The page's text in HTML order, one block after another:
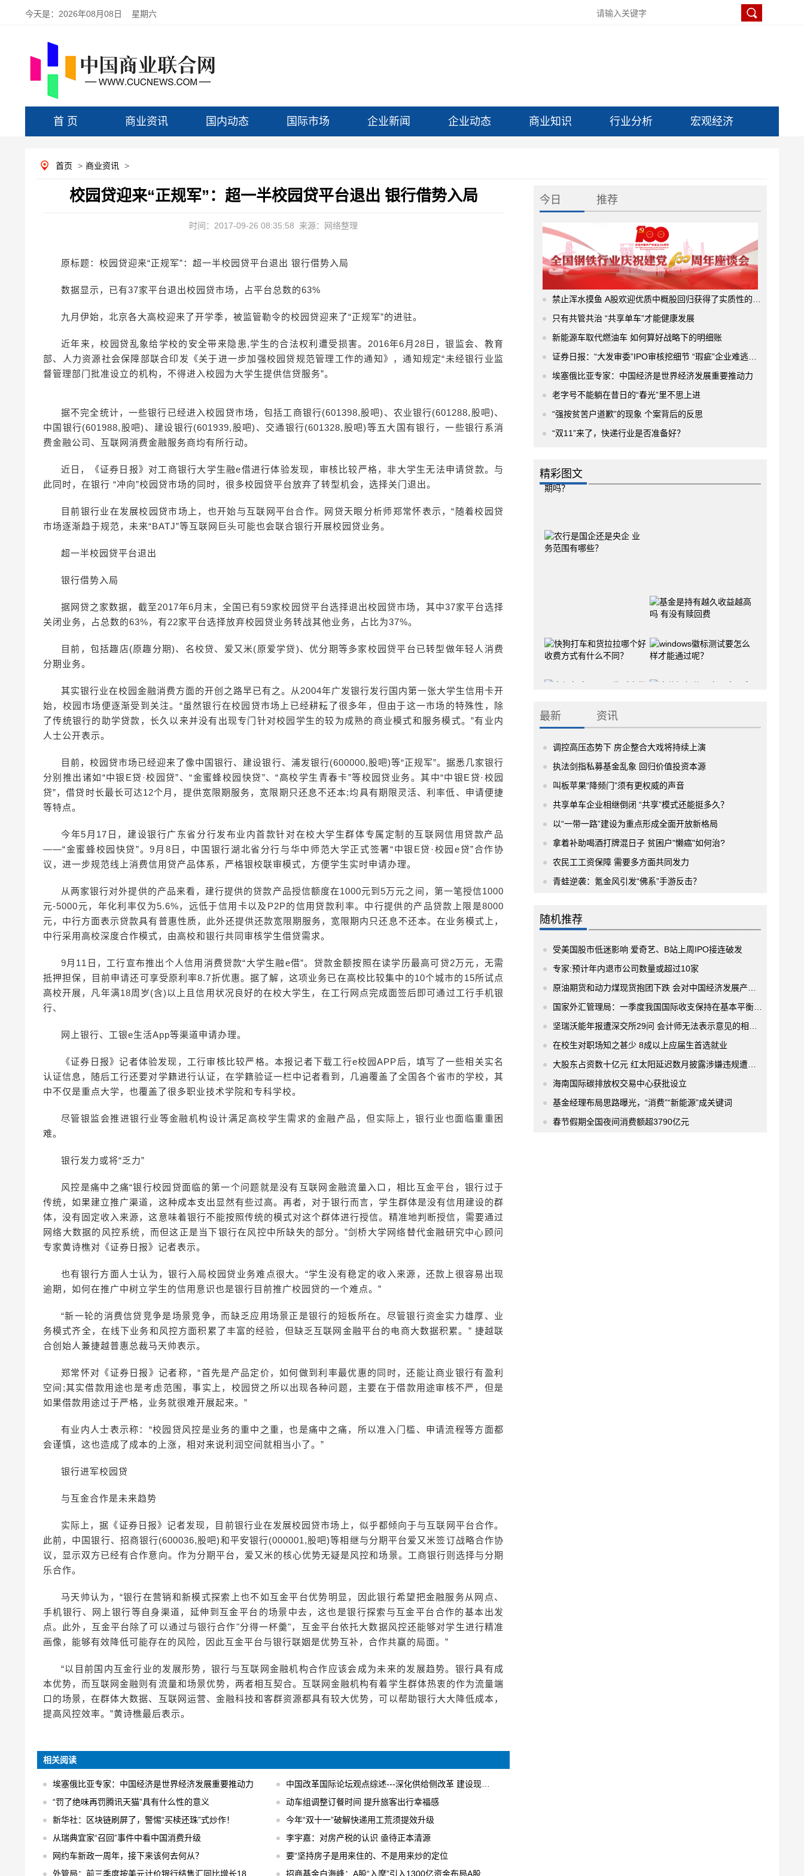
今天是： 2026年08月08日 星期六
首 页 商业资讯 国内动态 国际市场 企业新闻 企业动态 商业知识 行业分析 宏观经济
首页 > 商业资讯 >
校园贷迎来“正规军”：超一半校园贷平台退出 银行借势入局
时间：2017-09-26 08:35:58 来源：网络整理
原标题：校园贷迎来“正规军”：超一半校园贷平台退出 银行借势入局
数据显示，已有37家平台退出校园贷市场，占平台总数的63%
九月伊始，北京各大高校迎来了开学季，被监管勒令的校园贷迎来了“正规军”的进驻。
近年来，校园贷乱象给学校的安全带来隐患,学生的合法权利遭受损害。2016年6月28日，银监会、教育
部、人力资源社会保障部联合印发《关于进一步加强校园贷规范管理工作的通知》，通知规定“未经银行业监
督管理部门批准设立的机构，不得进入校园为大学生提供信贷服务”。
据不完全统计，一些银行已经进入校园贷市场，包括工商银行(601398,股吧)、农业银行(601288,股吧)、
中国银行(601988,股吧)、建设银行(601939,股吧)、交通银行(601328,股吧)等五大国有银行，一些银行系消
费金融公司、互联网消费金融服务商均有所行动。
近日，《证券日报》对工商银行大学生融e借进行体验发现，审核比较严格，非大学生无法申请贷款。与
此同时，在银行 “冲向”校园贷市场的同时，很多校园贷平台放弃了转型机会，选择关门退出。
目前银行业在发展校园贷市场上，也开始与互联网平台合作。网贷天眼分析师郑常怀表示，“随着校园贷
市场逐渐趋于规范，未来“BATJ”等互联网巨头可能也会联合银行开展校园贷业务。
超一半校园贷平台退出
银行借势入局
据网贷之家数据，截至2017年6月末，全国已有59家校园贷平台选择退出校园贷市场，其中37家平台选择
关闭业务，占总数的63%，有22家平台选择放弃校园贷业务转战其他业务，占比为37%。
目前，包括趣店(原趣分期)、名校贷、爱又米(原爱学贷)、优分期等多家校园贷平台已转型做年轻人消费
分期业务。
其实银行业在校园金融消费方面的开创之路早已有之。从2004年广发银行发行国内第一张大学生信用卡开
始，校园市场便逐渐受到关注。“虽然银行在校园贷市场上已经耕耘了很多年，但由于这一市场的特殊性，除
了传统银行的助学贷款，长久以来并没有出现专门针对校园学生的较为成熟的商业模式和服务模式。”有业内
人士公开表示。
目前，校园贷市场已经迎来了像中国银行、建设银行、浦发银行(600000,股吧)等“正规军”。据悉几家银行
分别推出诸如“中银E贷·校园贷”、“金蜜蜂校园快贷”、“高校学生青春卡”等校园贷业务。其中“中银E贷·校园
贷”，借贷时长最长可达12个月，提供宽限期服务，宽限期只还息不还本;均具有期限灵活、利率低、申请便捷
等特点。
今年5月17日，建设银行广东省分行发布业内首款针对在校大学生群体专属定制的互联网信用贷款产品
——“金蜜蜂校园快贷”。9月8日，中国银行湖北省分行与华中师范大学正式签署“中银E贷·校园e贷”合作协
议，进一步规范线上消费信用贷产品体系，严格银校联审模式，方便学生实时申请办理。
从两家银行对外提供的产品来看，建行提供的贷款产品授信额度在1000元到5万元之间，第一笔授信1000
元-5000元，年化利率仅为5.6%，远低于信用卡以及P2P的信用贷款利率。中行提供的产品贷款上限是8000
元，中行方面表示贷款具有普惠性质，此外还提供还款宽限期服务，宽限期内只还息不还本。在业务模式上，
中行采用高校深度合作模式，由高校和银行共同审核学生借贷需求。
9月11日，工行宣布推出个人信用消费贷款“大学生融e借”。贷款金额按照在读学历最高可贷2万元，无需
抵押担保，目前申请还可享受原利率8.7折优惠。据了解，这项业务已在高校比较集中的10个城市的15所试点
高校开展，凡年满18周岁(含)以上且信用状况良好的在校大学生，在工行网点完成面签后即可通过工行手机银
行、
网上银行、工银e生活App等渠道申请办理。
《证券日报》记者体验发现，工行审核比较严格。本报记者下载工行e校园APP后，填写了一些相关实名
认证信息，随后工行还要对学籍进行认证，在学籍验证一栏中记者看到，几遍覆盖了全国各个省市的学校，其
中不仅是重点大学，也覆盖了很多职业技术学院和专科学校。
尽管银监会推进银行业等金融机构设计满足高校学生需求的金融产品，但实际上，银行业也面临重重困
难。
银行发力或将“乏力”
风控是痛中之痛“银行校园贷面临的第一个问题就是没有互联网金融流量入口，相比互金平台，银行过于
传统，如果建立推广渠道，这种成本支出显然有些过高。再者，对于银行而言，学生群体是没有信用建设的群
体，没有固定收入来源，这意味着银行不能按照传统的模式对这个群体进行授信。精准地判断授信，需要通过
网络大数据的风控系统，而但这正是当下银行在风控中所缺失的部分。”剑桥大学网络替代金融研究中心顾问
专家黄诗樵对《证券日报》记者表示。
也有银行方面人士认为，银行入局校园贷业务难点很大。“学生没有稳定的收入来源，还款上很容易出现
逾期，如何在推广中树立学生的信用意识也是银行目前推广校园贷的一个难点。”
“新一轮的消费信贷竞争是场景竞争，而缺乏应用场景正是银行的短板所在。尽管银行资金实力雄厚、业
务模式齐全，在线下业务和风控方面积累了丰富的经验，但缺乏互联网金融平台的电商大数据积累。” 捷越联
合创始人兼捷越普惠总裁马天帅表示。
郑常怀对《证券日报》记者称，“首先是产品定价，如何做到利率最优惠的同时，还能让商业银行有盈利
空间;其实借款用途也是考虑范围，事实上，校园贷之所以出现各种问题，主要在于借款用途审核不严，但是
如果借款用途过于严格，业务就很难开展起来。”
有业内人士表示称：“校园贷风控是业务的重中之重，也是痛中之痛，所以准入门槛、申请流程等方面都
会谨慎，这也造成了成本的上涨，相对来说利润空间就相当小了。”
银行进军校园贷
与互金合作是未来趋势
实际上，据《证券日报》记者发现，目前银行业在发展校园贷市场上，似乎都倾向于与互联网平台合作。
此前，中国银行、招商银行(600036,股吧)和平安银行(000001,股吧)等相继与分期平台爱又米签订战略合作协
议，显示双方已经有合作意向。作为分期平台，爱又米的核心优势无疑是风控和场景。工商银行则选择与分期
乐合作。
马天帅认为，“银行在营销和新模式探索上也不如互金平台优势明显，因此银行希望把金融服务从网点、
手机银行、网上银行等自身渠道，延伸到互金平台的场景中去，这也是银行探索与互金平台合作的基本出发
点。此外，互金平台除了可以通过与银行合作"分得一杯羹"，互金平台依托大数据风控还能够对学生进行精准
画像，能够有效降低可能存在的风险，因此互金平台与银行联姻是优势互补，合作共赢的局面。”
“以目前国内互金行业的发展形势，银行与互联网金融机构合作应该会成为未来的发展趋势。银行具有成
本优势，而互联网金融则有流量和场景优势，两者相互契合。互联网金融机构有着学生群体热衷的作为流量端
口的场景，在群体大数据、互联网运营、金融科技和客群资源都具有较大优势，可以帮助银行大大降低成本，
提高风控效率。”黄诗樵最后表示。
相关阅读
埃塞俄比亚专家：中国经济是世界经济发展重要推动力
中国改革国际论坛观点综述---深化供给侧改革 建设现代化经济体系
“罚了绝味再罚腾讯天猫”具有什么性的意义
动车组调整订餐时间 提升旅客出行幸福感
新华社：区块链刷屏了，警惕“买椟还珠”式炒作！
今年“双十一”破解快递用工荒须提效升级
从瑞典宜家“召回”事件中看中国消费升级
李宇嘉：对房产税的认识 亟待正本清源
网约车新政一周年，接下来该何去何从？
要“坚持房子是用来住的、不是用来炒的定位
外管局：前三季度按美元计价银行结售汇同比增长18% 结售汇逆差下降75%
招商基金白海峰：A股“入摩”引入1300亿资金布局A股
今日 推荐
禁止浑水摸鱼 A股欢迎优质中概股回归获得了实质性的进展
只有共管共治 “共享单车”才能健康发展
新能源车取代燃油车 如何算好战略下的明细账
证券日报：“大发审委”IPO审核挖细节 “瑕疵”企业难逃法眼
埃塞俄比亚专家：中国经济是世界经济发展重要推动力
老字号不能躺在昔日的“春光”里不思上进
“强按贫苦户道歉”的现象 个案背后的反思
“双11”来了，快递行业是否准备好？
精彩图文
最新 资讯
调控高压态势下 房企整合大戏将持续上演
执法剑指私募基金乱象 回归价值投资本源
叫板苹果“降频门”须有更权威的声音
共享单车企业相继倒闭 “共享”模式还能挺多久？
以“一带一路”建设为重点形成全面开放新格局
拿着补助喝酒打牌混日子 贫困户"懒癌"如何治?
农民工工资保障 需要多方面共同发力
青蛙逆袭：氪金风引发“佛系”手游反击？
随机推荐
受美国股市低迷影响 爱奇艺、B站上周IPO接连破发
专家:预计年内退市公司数量或超过10家
原油期货和动力煤现货抱团下跌 会对中国经济发展产生哪些影响?
国家外汇管理局：一季度我国国际收支保持在基本平衡区间内 经济结构不断优化
坚瑞沃能年报遭深交所29问 会计师无法表示意见的相关问题是重点
在校生对职场知之甚少 8成以上应届生首选就业
大股东占资数十亿元 红太阳延迟数月披露涉嫌违规遭监管关注
海南国际碳排放权交易中心获批设立
基金经理布局思路曝光，“消费”“新能源”成关键词
春节假期全国夜间消费额超3790亿元